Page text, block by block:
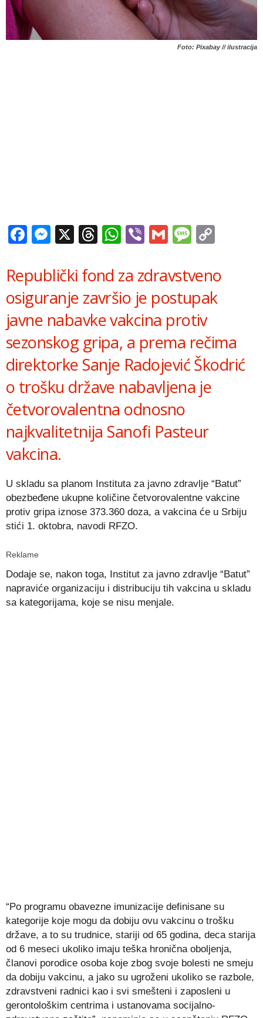
Foto: Pixabay // ilustracija
Facebook
Messenger
X Threads
WhatsApp
ViberGmail
Republički fond za zdravstveno
osiguranje završio je postupak
javne nabavke vakcina protiv
sezonskog gripa, a prema rečima
direktorke Sanje Radojević Škodrić
o trošku države nabavljena je
četvorovalentna odnosno
najkvalitetnija Sanofi Pasteur
vakcina.
U skladu sa planom Instituta za javno zdravlje “Batut”
obezbeđene ukupne količine četvorovalentne vakcine
protiv gripa iznose 373.360 doza, a vakcina će u Srbiju
stići 1. oktobra, navodi RFZO.
Reklame
Dodaje se, nakon toga, Institut za javno zdravlje “Batut”
napraviće organizaciju i distribuciju tih vakcina u skladu
sa kategorijama, koje se nisu menjale.
“Po programu obavezne imunizacije definisane su
kategorije koje mogu da dobiju ovu vakcinu o trošku
države, a to su trudnice, stariji od 65 godina, deca starija
od 6 meseci ukoliko imaju teška hronična oboljenja,
članovi porodice osoba koje zbog svoje bolesti ne smeju
da dobiju vakcinu, a jako su ugroženi ukoliko se razbole,
zdravstveni radnici kao i svi smešteni i zaposleni u
gerontološkim centrima i ustanovama socijalno-